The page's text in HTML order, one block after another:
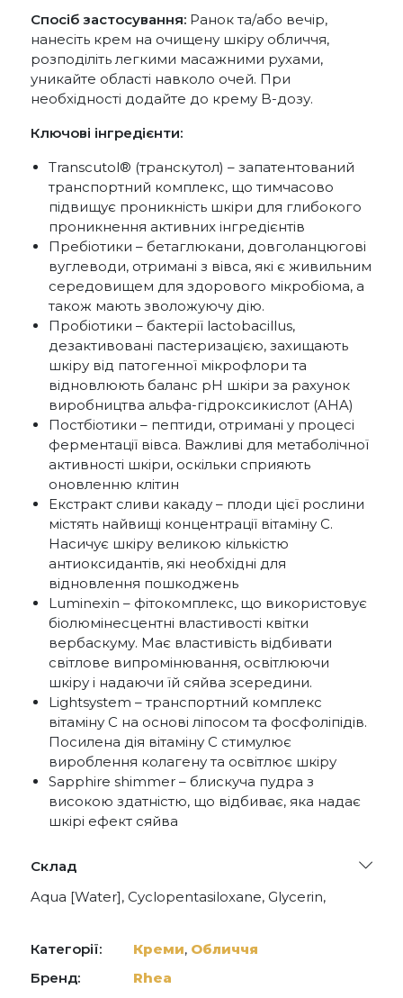
Спосіб застосування: Ранок та/або вечір,
нанесіть крем на очищену шкіру обличчя,
розподіліть легкими масажними рухами,
уникайте області навколо очей. При
необхідності додайте до крему B-дозу.
Ключові інгредієнти:
Transcutol® (транскутол) – запатентований
транспортний комплекс, що тимчасово
підвищує проникність шкіри для глибокого
проникнення активних інгредієнтів
Пребіотики – бетаглюкани, довголанцюгові
вуглеводи, отримані з вівса, які є живильним
середовищем для здорового мікробіома, а
також мають зволожуючу дію.
Пробіотики – бактерії lactobacillus,
дезактивовані пастеризацією, захищають
шкіру від патогенної мікрофлори та
відновлюють баланс pH шкіри за рахунок
виробництва альфа-гідроксикислот (AHA)
Постбіотики – пептиди, отримані у процесі
ферментації вівса. Важливі для метаболічної
активності шкіри, оскільки сприяють
оновленню клітин
Екстракт сливи какаду – плоди цієї рослини
містять найвищі концентрації вітаміну С.
Насичує шкіру великою кількістю
антиоксидантів, які необхідні для
відновлення пошкоджень
Luminexin – фітокомплекс, що використовує
біолюмінесцентні властивості квітки
вербаскуму. Має властивість відбивати
світлове випромінювання, освітлюючи
шкіру і надаючи їй сяйва зсередини.
Lightsystem – транспортний комплекс
вітаміну С на основі ліпосом та фосфоліпідів.
Посилена дія вітаміну С стимулює
вироблення колагену та освітлює шкіру
Sapphire shimmer – блискуча пудра з
високою здатністю, що відбиває, яка надає
шкірі ефект сяйва
Склад
Aqua [Water], Cyclopentasiloxane, Glycerin,
Sativa (Oat) Kernel Extract, Lactobacillus Ferment
Lysate, Phenoxyethanol, Terminalia Ferdinandiana
Fruit Extract, Hydrolyzed Verbascum Thapsus
Категорії: Креми, Обличчя
Бренд:
Rhea